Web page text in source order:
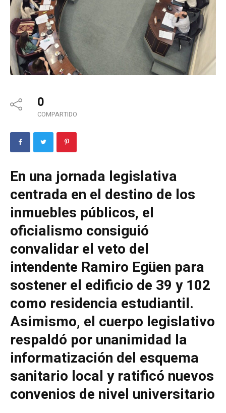
0
COMPARTIDO
En una jornada legislativa
centrada en el destino de los
inmuebles públicos, el
oficialismo consiguió
convalidar el veto del
intendente Ramiro Egüen para
sostener el edificio de 39 y 102
como residencia estudiantil.
Asimismo, el cuerpo legislativo
respaldó por unanimidad la
informatización del esquema
sanitario local y ratificó nuevos
convenios de nivel universitario